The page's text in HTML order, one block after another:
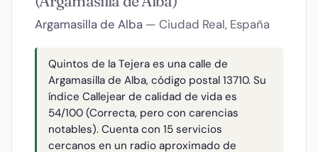
Argamasilla de Alba — Ciudad Real, España
Quintos de la Tejera es una calle de
Argamasilla de Alba, código postal 13710. Su
índice Callejear de calidad de vida es
54/100 (Correcta, pero con carencias
notables). Cuenta con 15 servicios
cercanos en un radio aproximado de